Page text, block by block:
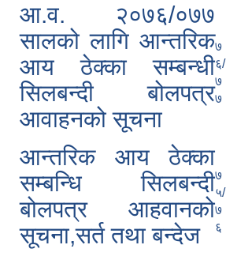
आ.व. २०७६/०७७
सालको लागि आन्तरिक
आय ठेक्का सम्बन्धी
सिलबन्दी बोलपत्र
आवाहनको सूचना
७
६/
७
७
आन्तरिक आय ठेक्का
सम्बन्धि सिलबन्दी
बोलपत्र आहवानको
सूचना,सर्त तथा बन्देज
७
५/
७
६